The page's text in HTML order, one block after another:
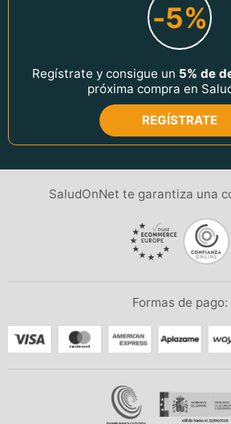
-5%
Regístrate y consigue un 5% de
próxima compra en
REGÍSTRATE
SaludOnNet te garantiza una
Formas de pago: